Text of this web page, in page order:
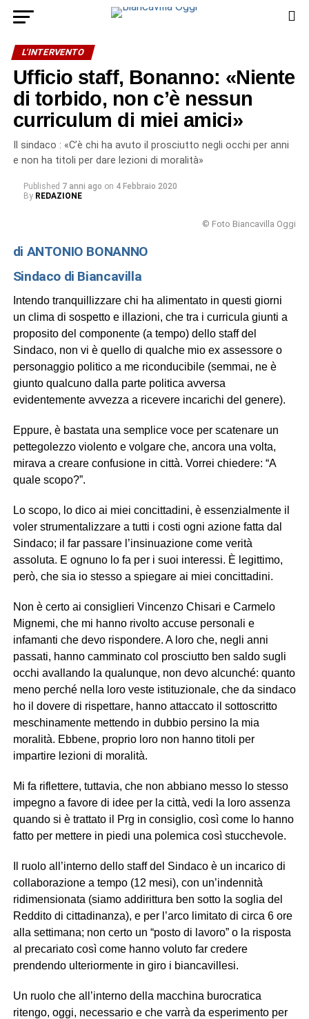
L'INTERVENTO
Ufficio staff, Bonanno: «Niente
di torbido, non c’è nessun
curriculum di miei amici»
Il sindaco : «C’è chi ha avuto il prosciutto negli occhi per anni
e non ha titoli per dare lezioni di moralità»
Published 7 anni ago on 4 Febbraio 2020
By REDAZIONE
© Foto Biancavilla Oggi
di ANTONIO BONANNO
Sindaco di Biancavilla
Intendo tranquillizzare chi ha alimentato in questi giorni
un clima di sospetto e illazioni, che tra i curricula giunti a
proposito del componente (a tempo) dello staff del
Sindaco, non vi è quello di qualche mio ex assessore o
personaggio politico a me riconducibile (semmai, ne è
giunto qualcuno dalla parte politica avversa
evidentemente avvezza a ricevere incarichi del genere).
Eppure, è bastata una semplice voce per scatenare un
pettegolezzo violento e volgare che, ancora una volta,
mirava a creare confusione in città. Vorrei chiedere: “A
quale scopo?”.
Lo scopo, lo dico ai miei concittadini, è essenzialmente il
voler strumentalizzare a tutti i costi ogni azione fatta dal
Sindaco; il far passare l’insinuazione come verità
assoluta. E ognuno lo fa per i suoi interessi. È legittimo,
però, che sia io stesso a spiegare ai miei concittadini.
Non è certo ai consiglieri Vincenzo Chisari e Carmelo
Mignemi, che mi hanno rivolto accuse personali e
infamanti che devo rispondere. A loro che, negli anni
passati, hanno camminato col prosciutto ben saldo sugli
occhi avallando la qualunque, non devo alcunché: quanto
meno perché nella loro veste istituzionale, che da sindaco
ho il dovere di rispettare, hanno attaccato il sottoscritto
meschinamente mettendo in dubbio persino la mia
moralità. Ebbene, proprio loro non hanno titoli per
impartire lezioni di moralità.
Mi fa riflettere, tuttavia, che non abbiano messo lo stesso
impegno a favore di idee per la città, vedi la loro assenza
quando si è trattato il Prg in consiglio, così come lo hanno
fatto per mettere in piedi una polemica così stucchevole.
Il ruolo all’interno dello staff del Sindaco è un incarico di
collaborazione a tempo (12 mesi), con un’indennità
ridimensionata (siamo addirittura ben sotto la soglia del
Reddito di cittadinanza), e per l’arco limitato di circa 6 ore
alla settimana; non certo un “posto di lavoro” o la risposta
al precariato così come hanno voluto far credere
prendendo ulteriormente in giro i biancavillesi.
Un ruolo che all’interno della macchina burocratica
ritengo, oggi, necessario e che varrà da esperimento per